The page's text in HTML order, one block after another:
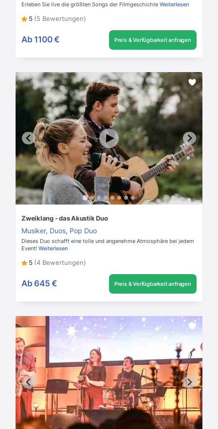
Erleben Sie live die größten Songs der Filmgeschichte Weiterlesen
5 (5 Bewertungen)
Ab 1100 € Preis & Verfügbarkeit anfragen
Zweiklang - das Akustik Duo
Musiker, Duos, Pop Duo
Dieses Duo schafft eine tolle und angenehme Atmosphäre bei jedem
Event! Weiterlesen
5 (4 Bewertungen)
Ab 645 € Preis & Verfügbarkeit anfragen